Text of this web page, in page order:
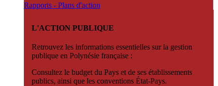
Rapports - Plans d'action
L'ACTION PUBLIQUE
Retrouvez les informations essentielles sur la gestion
publique en Polynésie française :
Consultez le budget du Pays et de ses établissements
publics, ainsi que les conventions État-Pays.